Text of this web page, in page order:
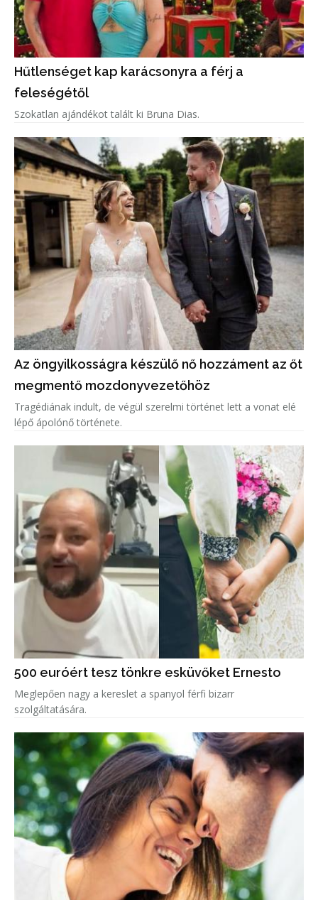
Hűtlenséget kap karácsonyra a férj a
feleségétől
Szokatlan ajándékot talált ki Bruna Dias.
Az öngyilkosságra készülő nő hozzáment az őt
megmentő mozdonyvezetőhöz
Tragédiának indult, de végül szerelmi történet lett a vonat elé
lépő ápolónő története.
500 euróért tesz tönkre esküvőket Ernesto
Meglepően nagy a kereslet a spanyol férfi bizarr
szolgáltatására.